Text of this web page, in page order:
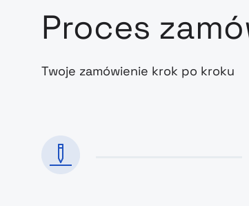
Proces
Twoje zamówienie krok po kroku